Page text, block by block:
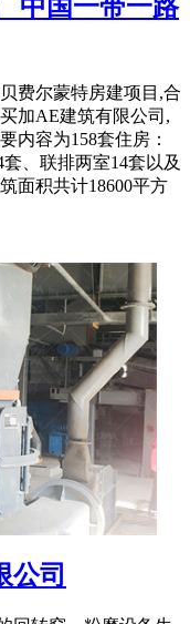
中国一带一路
费尔蒙特房建项目,合
加AE建筑有限公司,
内容为158套住房：
、联排两室14套以及
面积共计18600平方
公司